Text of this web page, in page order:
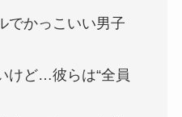
でかっこいい男子
けど…彼らは“全員